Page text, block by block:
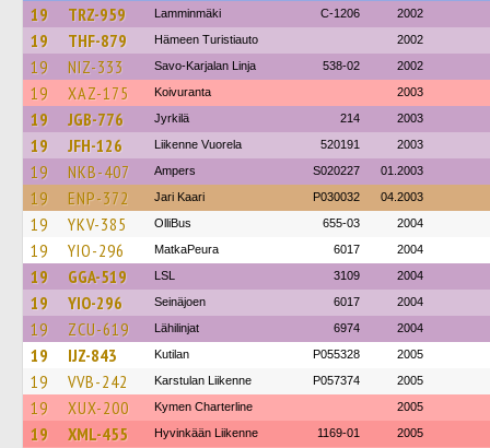
19 TRZ-959 Lamminmäki C-1206 2002
19 THF-879 Hämeen Turistiauto 2002
19 NIZ-333 Savo-Karjalan Linja 538-02 2002
19 XAZ-175 Koivuranta 2003
19 JGB-776 Jyrkilä 214 2003
19 JFH-126 Liikenne Vuorela 520191 2003
19 NKB-407 Ampers S020227 01.2003
19 ENP-372 Jari Kaari P030032 04.2003
19 YKV-385 OlliBus 655-03 2004
19 YIO-296 MatkaPeura 6017 2004
19 GGA-519 LSL 3109 2004
19 YIO-296 Seinäjoen 6017 2004
19 ZCU-619 Lähilinjat 6974 2004
19 IJZ-843 Kutilan P055328 2005
19 VVB-242 Karstulan Liikenne P057374 2005
19 XUX-200 Kymen Charterline 2005
19 XML-455 Hyvinkään Liikenne 1169-01 2005